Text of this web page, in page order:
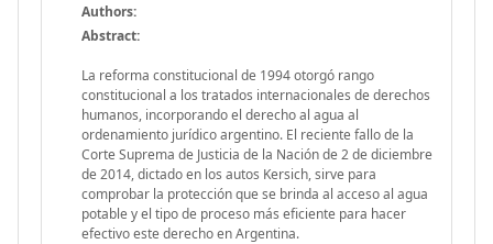
Authors:
Abstract:
La reforma constitucional de 1994 otorgó rango
constitucional a los tratados internacionales de derechos
humanos, incorporando el derecho al agua al
ordenamiento jurídico argentino. El reciente fallo de la
Corte Suprema de Justicia de la Nación de 2 de diciembre
de 2014, dictado en los autos Kersich, sirve para
comprobar la protección que se brinda al acceso al agua
potable y el tipo de proceso más eficiente para hacer
efectivo este derecho en Argentina.